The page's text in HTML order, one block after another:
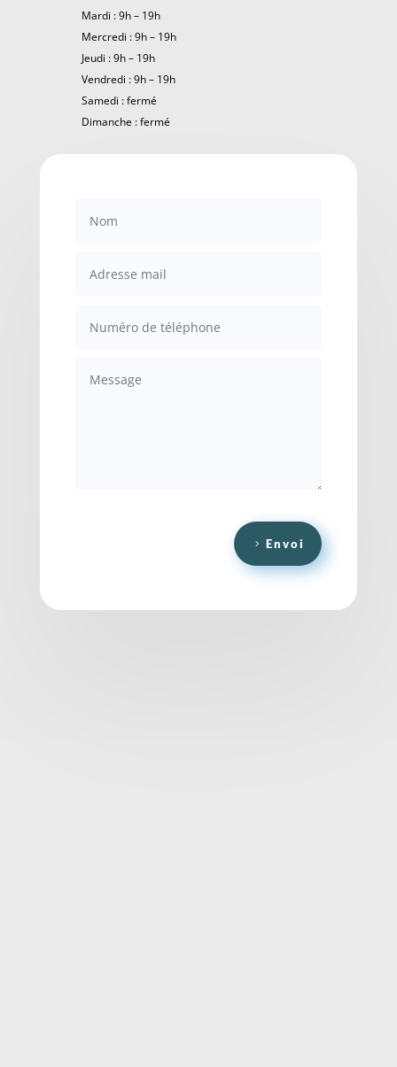
Mardi : 9h – 19h
Mercredi : 9h – 19h
Jeudi : 9h – 19h
Vendredi : 9h – 19h
Samedi : fermé
Dimanche : fermé
Envoi